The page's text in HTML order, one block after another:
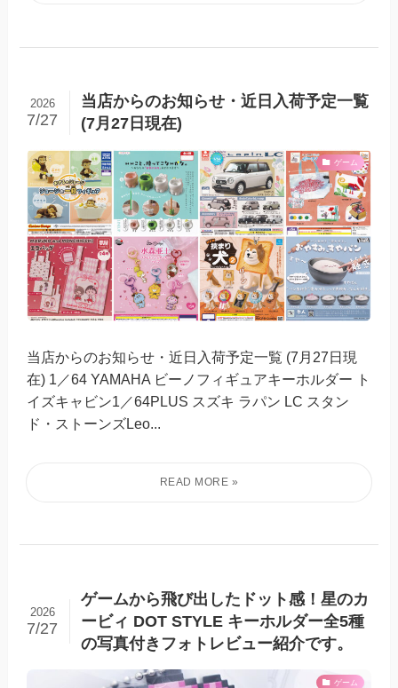
当店からのお知らせ・近日入荷予定一覧
(7月27日現在)
2026
7/27
ゲーム
当店からのお知らせ・近日入荷予定一覧 (7月27日現
在) 1／64 YAMAHA ビーノフィギュアキーホルダー ト
イズキャビン1／64PLUS スズキ ラパン LC スタン
ド・ストーンズLeo...
ゲームから飛び出したドット感！星のカ
ービィ DOT STYLE キーホルダー全5種
の写真付きフォトレビュー紹介です。
2026
7/27
ゲーム